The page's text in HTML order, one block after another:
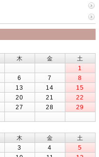
木 金
土
1
6 7
8
13 14
15
20 21
22
27 28
29
木 金
土
3 4
5